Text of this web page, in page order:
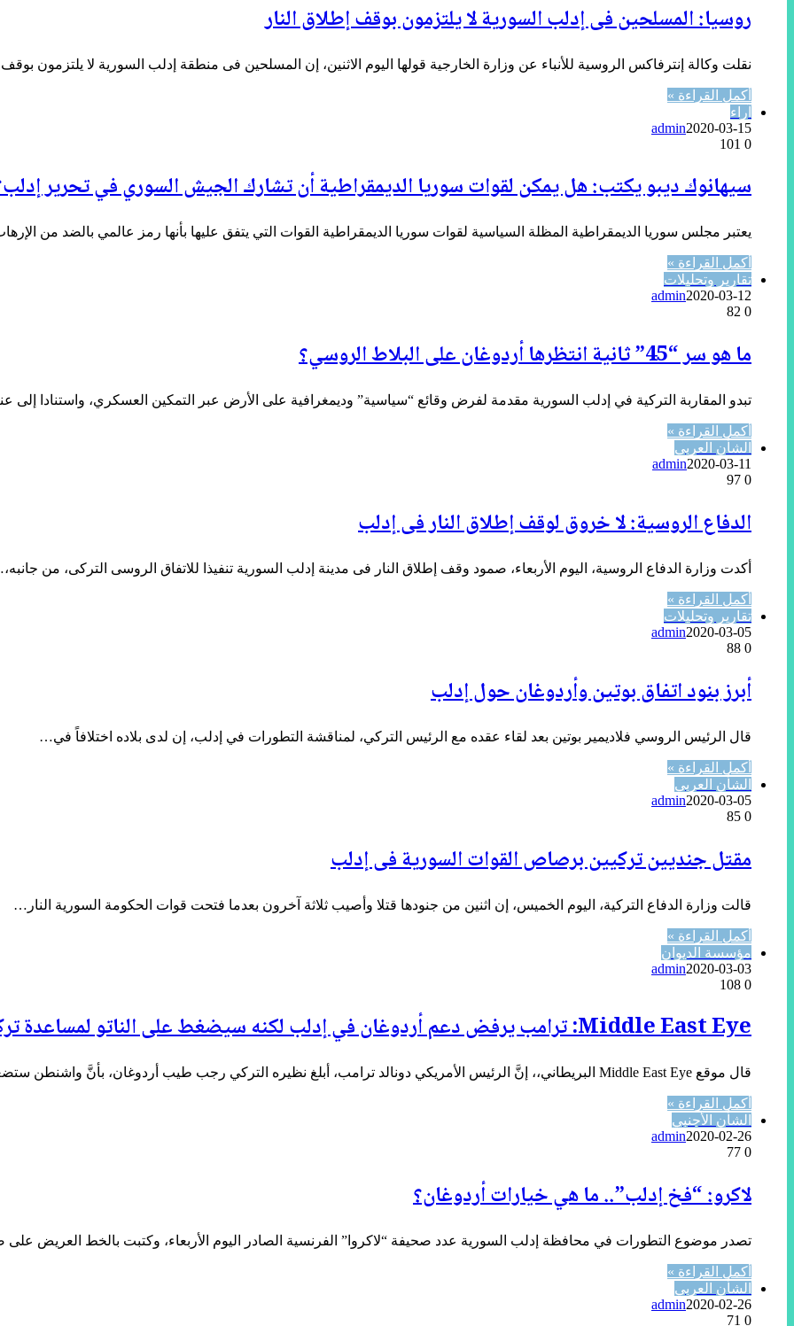
روسيا: المسلحين فى إدلب السورية لا يلتزمون بوقف إطلاق النار
نقلت وكالة إنترفاكس الروسية للأنباء عن وزارة الخارجية قولها اليوم الاثنين، إن المسلحين فى منطقة إدلب السورية لا يلتزمون
أكمل القراءة »
آراء
admin2020-03-15
0
سيهانوك ديبو يكتب: هل يمكن لقوات سوريا الديمقراطية أن تشارك الجيش السوري في تحرير
يعتبر مجلس سوريا الديمقراطية المظلة السياسية لقوات سوريا الديمقراطية القوات التي يتفق عليها بأنها رمز عالمي بالضد من
أكمل القراءة »
تقارير وتحليلات
admin2020-03-12
0
ما هو سر “45” ثانية انتظرها أردوغان على البلاط الروسي؟
تبدو المقاربة التركية في إدلب السورية مقدمة لفرض وقائع “سياسية” وديمغرافية على الأرض عبر التمكين العسكري، واستنادا إلى
أكمل القراءة »
الشأن العربي
admin2020-03-11
0
الدفاع الروسية: لا خروق لوقف إطلاق النار فى إدلب
أكدت وزارة الدفاع الروسية، اليوم الأربعاء، صمود وقف إطلاق النار فى مدينة إدلب السورية تنفيذا للاتفاق الروسى التركى، من
أكمل القراءة »
تقارير وتحليلات
admin2020-03-05
0
أبرز بنود اتفاق بوتين وأردوغان حول إدلب
قال الرئيس الروسي فلاديمير بوتين بعد لقاء عقده مع الرئيس التركي، لمناقشة التطورات في إدلب، إن لدى بلاده اختلافاً في…
أكمل القراءة »
الشأن العربي
admin2020-03-05
0
مقتل جنديين تركيين برصاص القوات السورية فى إدلب
قالت وزارة الدفاع التركية، اليوم الخميس، إن اثنين من جنودها قتلا وأصيب ثلاثة آخرون بعدما فتحت قوات الحكومة السورية النار…
أكمل القراءة »
مؤسسة الديوان
admin2020-03-03
0
Middle East Eye: ترامب يرفض دعم أردوغان في إدلب لكنه سيضغط على الناتو لمساعدة تركيا
قال موقع Middle East Eye البريطاني،، إنَّ الرئيس الأمريكي دونالد ترامب، أبلغ نظيره التركي رجب طيب أردوغان، بأنَّ واشنطن ستضغط على…
أكمل القراءة »
الشأن الأجنبي
admin2020-02-26
0
لاكرو: “فخ إدلب”.. ما هي خيارات أردوغان؟
تصدر موضوع التطورات في محافظة إدلب السورية عدد صحيفة “لاكروا” الفرنسية الصادر اليوم الأربعاء، وكتبت بالخط العريض
أكمل القراءة »
الشأن العربي
admin2020-02-26
0